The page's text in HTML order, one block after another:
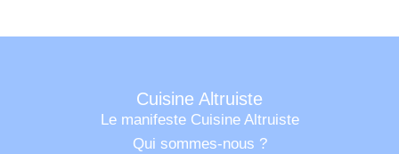
Cuisine Altruiste
Le manifeste Cuisine Altruiste
Qui sommes-nous ?